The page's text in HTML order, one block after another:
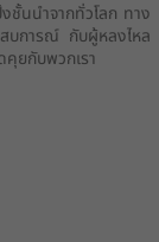
นำจากทั่วโลก ทาง
สบการณ์ กับผู้หลงไหล
ยกับพวกเรา